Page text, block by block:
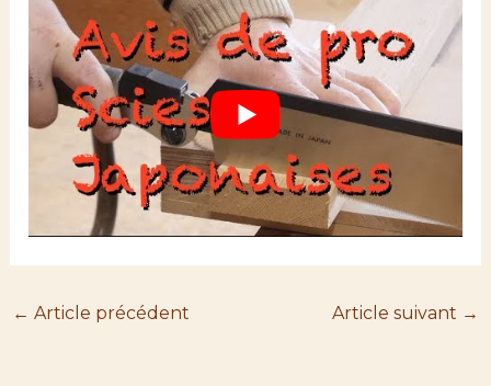
← Article précédent Article suivant →